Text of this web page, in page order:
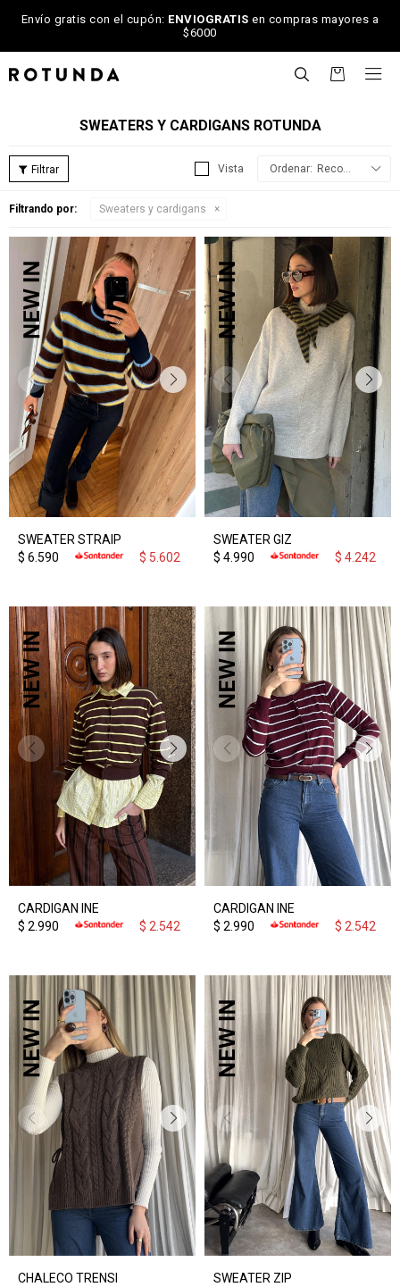
Envío gratis con el cupón: ENVIOGRATIS en compras mayores a
$6000

SWEATERS Y CARDIGANS ROTUNDA
Recomendados
Filtrando por: Sweaters y cardigans
SWEATER STRAIP
$ 6.590 $ 5.602
SWEATER GIZ
$ 4.990 $ 4.242
CARDIGAN INE
$ 2.990 $ 2.542
CARDIGAN INE
$ 2.990 $ 2.542
CHALECO TRENSI
SWEATER ZIP